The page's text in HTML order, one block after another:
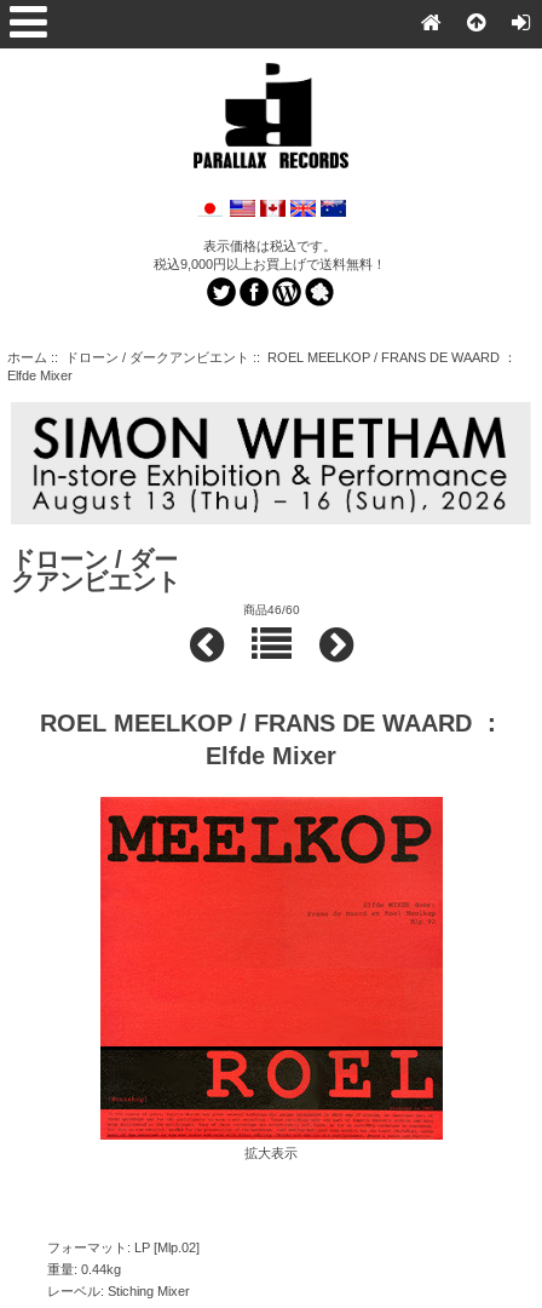
表示価格は税込です。
税込9,000円以上お買上げで送料無料！
ホーム :: ドローン / ダークアンビエント :: ROEL MEELKOP / FRANS DE WAARD ：
Elfde Mixer
ドローン / ダー
クアンビエント
商品46/60
ROEL MEELKOP / FRANS DE WAARD ：
Elfde Mixer
拡大表示
フォーマット: LP [Mlp.02]
重量: 0.44kg
レーベル: Stiching Mixer